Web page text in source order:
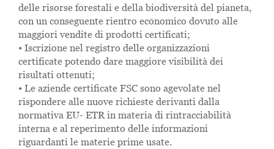
delle risorse forestali e della biodiversità del pianeta,
con un conseguente rientro economico dovuto alle
maggiori vendite di prodotti certificati;
• Iscrizione nel registro delle organizzazioni
certificate potendo dare maggiore visibilità dei
risultati ottenuti;
• Le aziende certificate FSC sono agevolate nel
rispondere alle nuove richieste derivanti dalla
normativa EU- ETR in materia di rintracciabilità
interna e al reperimento delle informazioni
riguardanti le materie prime usate.